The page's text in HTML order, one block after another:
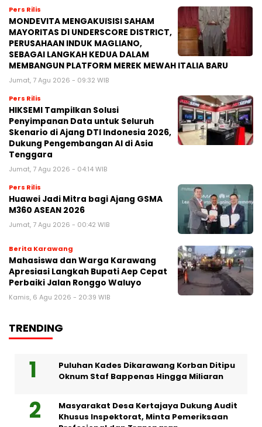
Pers Rilis
MONDEVITA MENGAKUISISI SAHAM
MAYORITAS DI UNDERSCORE DISTRICT,
PERUSAHAAN INDUK MAGLIANO,
SEBAGAI LANGKAH KEDUA DALAM
MEMBANGUN PLATFORM MEREK MEWAH ITALIA BARU
Jumat, 7 Agu 2026 - 09:32 WIB
Pers Rilis
HIKSEMI Tampilkan Solusi
Penyimpanan Data untuk Seluruh
Skenario di Ajang DTI Indonesia 2026,
Dukung Pengembangan AI di Asia
Tenggara
Jumat, 7 Agu 2026 - 04:14 WIB
Pers Rilis
Huawei Jadi Mitra bagi Ajang GSMA
M360 ASEAN 2026
Jumat, 7 Agu 2026 - 00:42 WIB
Berita Karawang
Mahasiswa dan Warga Karawang
Apresiasi Langkah Bupati Aep Cepat
Perbaiki Jalan Ronggo Waluyo
Kamis, 6 Agu 2026 - 20:39 WIB
TRENDING
Puluhan Kades Dikarawang Korban Ditipu
Oknum Staf Bappenas Hingga Miliaran
Masyarakat Desa Kertajaya Dukung Audit
Khusus Inspektorat, Minta Pemeriksaan